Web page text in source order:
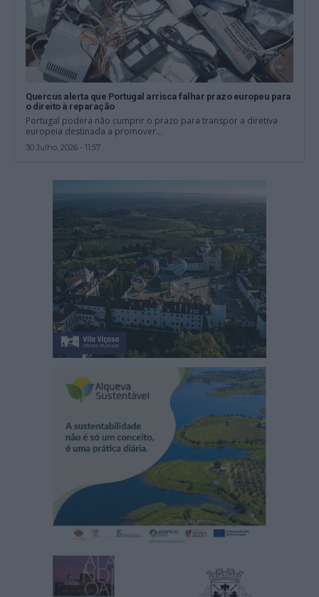
Quercus alerta que Portugal arrisca falhar prazo europeu para
o direito à reparação
Portugal poderá não cumprir o prazo para transpor a diretiva
europeia destinada a promover...
30 Julho, 2026 - 11:57